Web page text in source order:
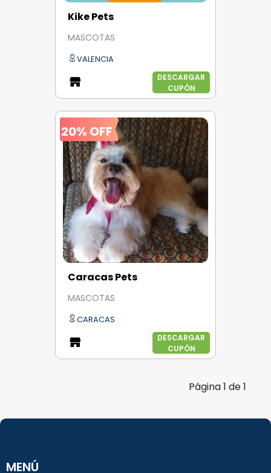
Kike Pets
MASCOTAS
VALENCIA
DESCARGAR
CUPÓN
20% OFF
Caracas Pets
MASCOTAS
CARACAS
DESCARGAR
CUPÓN
Página1 de1
MENÚ